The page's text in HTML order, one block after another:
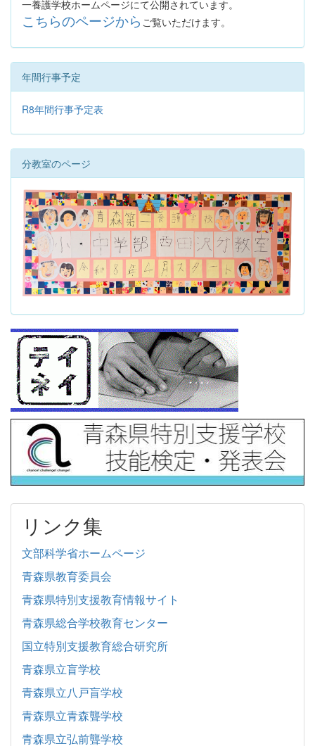
一養護学校ホームページにて公開されています。
こちらのページから ご覧いただけます。
年間行事予定
R8年間行事予定表
分教室のページ
リンク集
文部科学省ホームページ
青森県教育委員会
青森県特別支援教育情報サイト
青森県総合学校教育センター
国立特別支援教育総合研究所
青森県立盲学校
青森県立八戸盲学校
青森県立青森聾学校
青森県立弘前聾学校